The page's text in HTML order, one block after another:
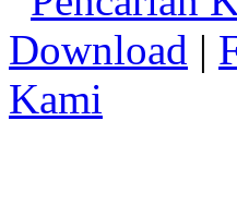
Download |
Kami